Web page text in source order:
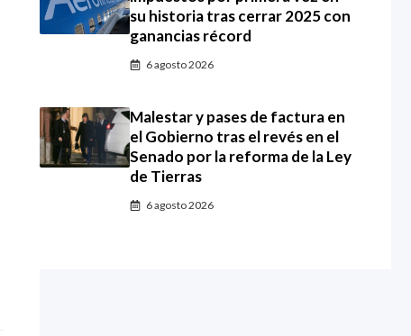
su historia tras cerrar 2025 con
ganancias récord
6 agosto 2026
Malestar y pases de factura en
el Gobierno tras el revés en el
Senado por la reforma de la Ley
de Tierras
6 agosto 2026